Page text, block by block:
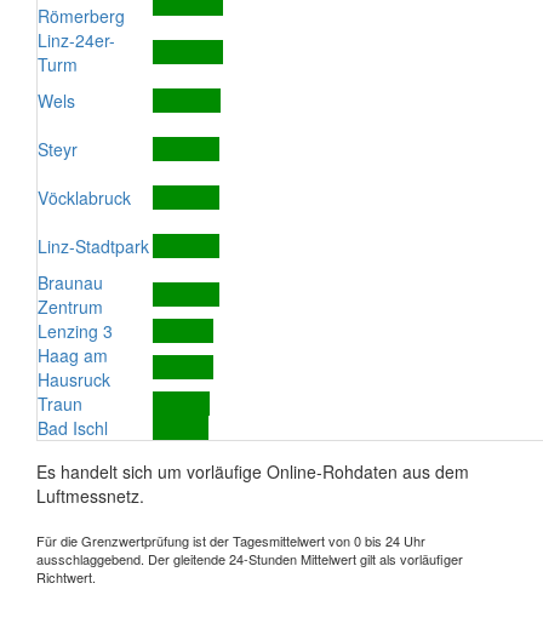
Römerberg
Linz-24er-
Turm
Wels
Steyr
Vöcklabruck
Linz-Stadtpark
Braunau
Zentrum
Lenzing 3
Haag am
Hausruck
Traun
Bad Ischl
Es handelt sich um vorläufige Online-Rohdaten aus dem
Luftmessnetz.
Für die Grenzwertprüfung ist der Tagesmittelwert von 0 bis 24 Uhr
ausschlaggebend. Der gleitende 24-Stunden Mittelwert gilt als vorläufiger
Richtwert.